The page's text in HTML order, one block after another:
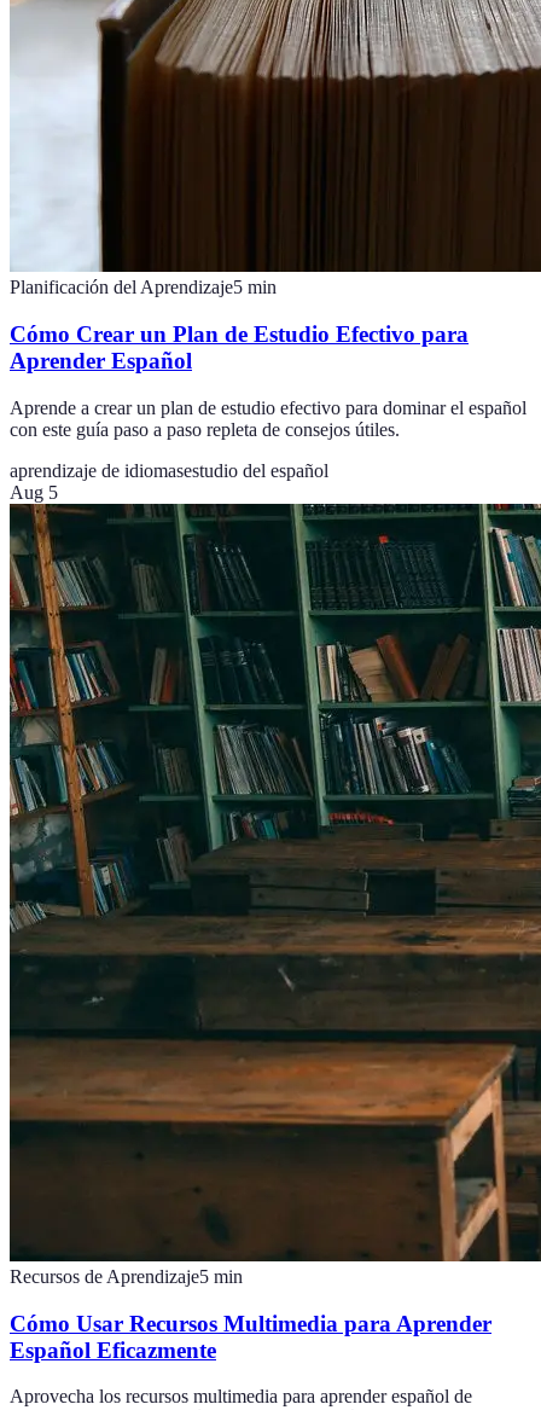
Planificación del Aprendizaje5 min
Cómo Crear un Plan de Estudio Efectivo para
Aprender Español
Aprende a crear un plan de estudio efectivo para dominar el español
con este guía paso a paso repleta de consejos útiles.
aprendizaje de idiomasestudio del español
Aug 5
Recursos de Aprendizaje5 min
Cómo Usar Recursos Multimedia para Aprender
Español Eficazmente
Aprovecha los recursos multimedia para aprender español de